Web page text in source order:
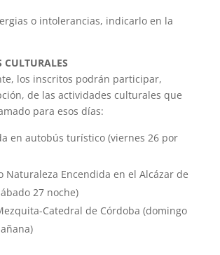
o intolerancias, indicarlo en la
CULTURALES
los inscritos podrán participar,
de las actividades culturales que
para esos días:
en autobús turístico (viernes 26 por
Naturaleza Encendida en el Alcázar de
27 noche)
Catedral de Córdoba (domingo